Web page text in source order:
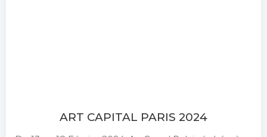
ART CAPITAL PARIS 2024